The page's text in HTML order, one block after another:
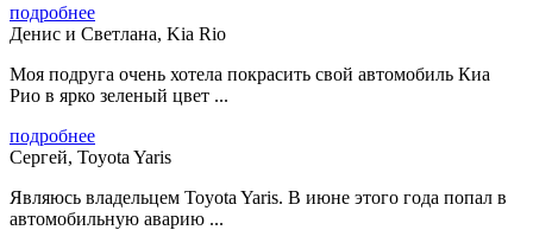
подробнее
Денис и Светлана, Kia Rio
Моя подруга очень хотела покрасить свой автомобиль Киа
Рио в ярко зеленый цвет ...
подробнее
Сергей, Toyota Yaris
Являюсь владельцем Toyota Yaris. В июне этого года попал в
автомобильную аварию ...